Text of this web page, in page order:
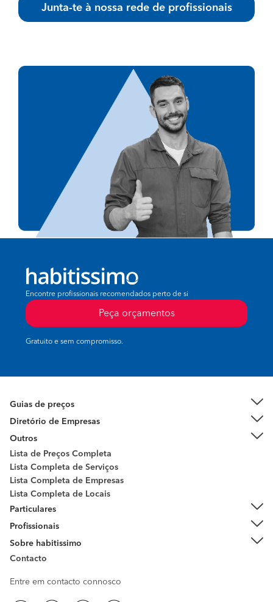
Junta-te à nossa rede de profissionais
Encontre profissionais recomendados perto de si
Peça orçamentos
Gratuito e sem compromisso.
Guias de preços
Diretório de Empresas
Outros
Lista de Preços Completa
Lista Completa de Serviços
Lista Completa de Empresas
Lista Completa de Locais
Particulares
Profissionais
Sobre habitissimo
Contacto
Entre em contacto connosco